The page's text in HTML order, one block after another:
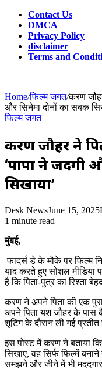
Contact Us
DMCA
Privacy Policy
disclaimer
Terms and
Home/फिल्म जगत/करण
और सिनेमा दोनों का सबक
फिल्म जगत
करण जौहर ने
‘पापा ने
सिखाया’
Desk NewsJune 15, 2025
1 minute read
मुंबई,
फादर्स डे के मौके पर फिल्म
याद करते हुए सोशल मीडिया
है कि पिता-पुत्र का रिश्ता
करण ने अपने पिता की एक
अपने पिता यश जौहर के पास
शूटिंग के दौरान ली गई प्रतीत
इस पोस्ट में करण ने बताया
सिखाए, वह सिर्फ फिल्में
समझने और जीने में भी